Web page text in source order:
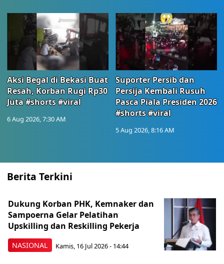
Aksi Begal di Bekasi Buat
Resah, Korban Rugi Rp30
Juta #shorts #viral
6 Aug 2026, 7:30 AM
Suporter Persib dan
Persija Kembali Rusuh
Pasca Piala Presiden 2026
#shorts #viral
5 Aug 2026, 8:16 AM
Berita Terkini
NASIONAL
Dukung Korban PHK, Kemnaker dan
Sampoerna Gelar Pelatihan
Upskilling dan Reskilling Pekerja
Kamis, 16 Jul 2026 - 14:44